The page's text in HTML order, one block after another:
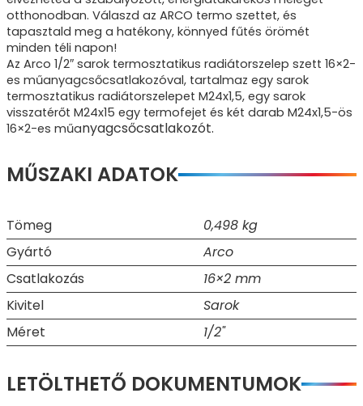
otthonodban. Válaszd az ARCO termo szettet, és
tapasztald meg a hatékony, könnyed fűtés örömét
minden téli napon!
Az Arco 1/2″ sarok termosztatikus radiátorszelep szett 16×2-
es műanyagcsőcsatlakozóval, tartalmaz egy sarok
termosztatikus radiátorszelepet M24x1,5, egy sarok
visszatérőt M24x15 egy termofejet és két darab M24x1,5-ös
16×2-es műanyagcsőcsatlakozót.
MŰSZAKI ADATOK
Tömeg
0,498 kg
Gyártó
Arco
Csatlakozás
16×2 mm
Kivitel
Sarok
Méret
1/2"
LETÖLTHETŐ DOKUMENTUMOK